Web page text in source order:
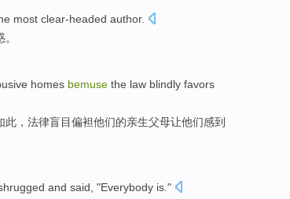
most clear-headed author.
homes bemuse the law blindly favors
此， 法律盲目偏袒他们的亲生父母让他们感到
and said, "Everybody is ."